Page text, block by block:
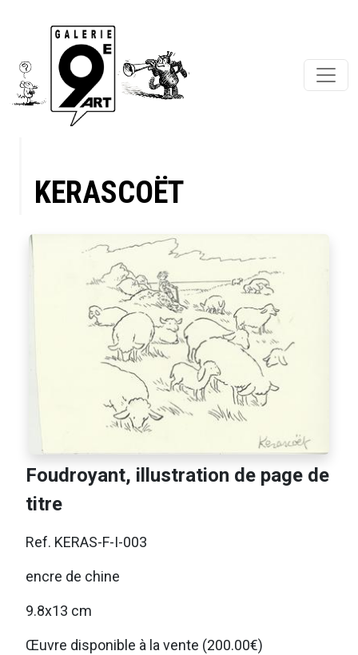
KERASCOËT
Foudroyant, illustration de page de
titre
Ref. KERAS-F-I-003
encre de chine
9.8x13 cm
Œuvre disponible à la vente (200.00€)